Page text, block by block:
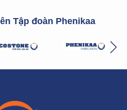
Tập đoàn Phenikaa